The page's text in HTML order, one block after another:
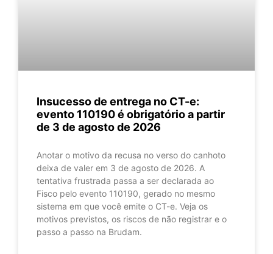
Insucesso de entrega no CT-e:
evento 110190 é obrigatório a partir
de 3 de agosto de 2026
Anotar o motivo da recusa no verso do canhoto
deixa de valer em 3 de agosto de 2026. A
tentativa frustrada passa a ser declarada ao
Fisco pelo evento 110190, gerado no mesmo
sistema em que você emite o CT-e. Veja os
motivos previstos, os riscos de não registrar e o
passo a passo na Brudam.